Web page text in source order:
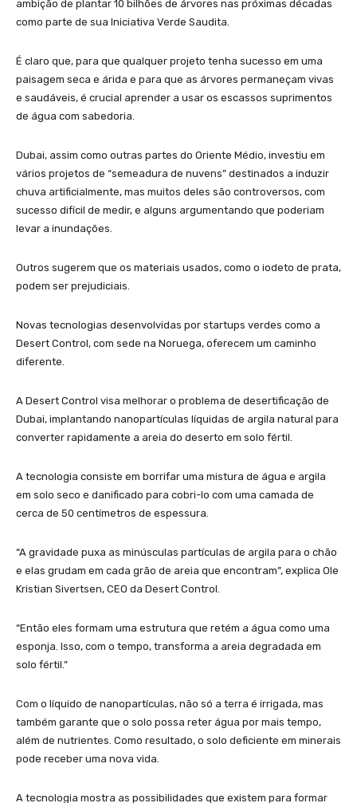
ambição de plantar 10 bilhões de árvores nas próximas décadas
como parte de sua Iniciativa Verde Saudita.
É claro que, para que qualquer projeto tenha sucesso em uma
paisagem seca e árida e para que as árvores permaneçam vivas
e saudáveis, é crucial aprender a usar os escassos suprimentos
de água com sabedoria.
Dubai, assim como outras partes do Oriente Médio, investiu em
vários projetos de “semeadura de nuvens” destinados a induzir
chuva artificialmente, mas muitos deles são controversos, com
sucesso difícil de medir, e alguns argumentando que poderiam
levar a inundações.
Outros sugerem que os materiais usados, como o iodeto de prata,
podem ser prejudiciais.
Novas tecnologias desenvolvidas por startups verdes como a
Desert Control, com sede na Noruega, oferecem um caminho
diferente.
A Desert Control visa melhorar o problema de desertificação de
Dubai, implantando nanopartículas líquidas de argila natural para
converter rapidamente a areia do deserto em solo fértil.
A tecnologia consiste em borrifar uma mistura de água e argila
em solo seco e danificado para cobri-lo com uma camada de
cerca de 50 centímetros de espessura.
“A gravidade puxa as minúsculas partículas de argila para o chão
e elas grudam em cada grão de areia que encontram”, explica Ole
Kristian Sivertsen, CEO da Desert Control.
“Então eles formam uma estrutura que retém a água como uma
esponja. Isso, com o tempo, transforma a areia degradada em
solo fértil.”
Com o líquido de nanopartículas, não só a terra é irrigada, mas
também garante que o solo possa reter água por mais tempo,
além de nutrientes. Como resultado, o solo deficiente em minerais
pode receber uma nova vida.
A tecnologia mostra as possibilidades que existem para formar